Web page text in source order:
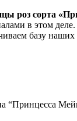
роз сорта
в этом
базу
“Принцесса